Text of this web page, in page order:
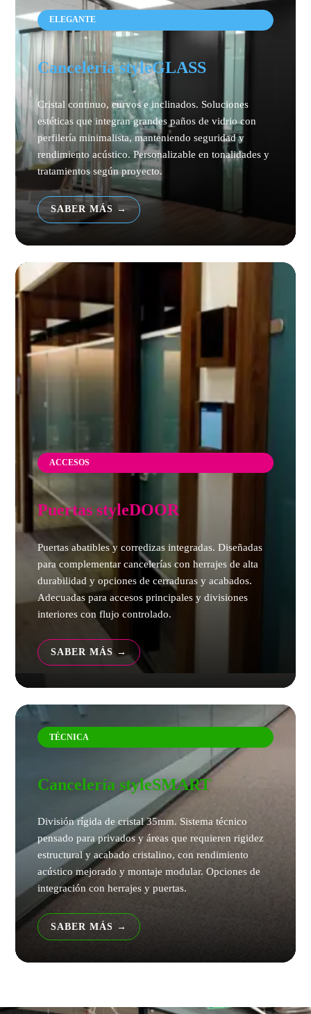
ELEGANTE
Cancelería styleGLASS
Cristal continuo, curvos e inclinados. Soluciones
estéticas que integran grandes paños de vidrio con
perfilería minimalista, manteniendo seguridad y
rendimiento acústico. Personalizable en tonalidades y
tratamientos según proyecto.
SABER MÁS
ACCESOS
Puertas styleDOOR
Puertas abatibles y corredizas integradas. Diseñadas
para complementar cancelerías con herrajes de alta
durabilidad y opciones de cerraduras y acabados.
Adecuadas para accesos principales y divisiones
interiores con flujo controlado.
SABER MÁS
TÉCNICA
Cancelería styleSMART
División rígida de cristal 35mm. Sistema técnico
pensado para privados y áreas que requieren rigidez
estructural y acabado cristalino, con rendimiento
acústico mejorado y montaje modular. Opciones de
integración con herrajes y puertas.
SABER MÁS